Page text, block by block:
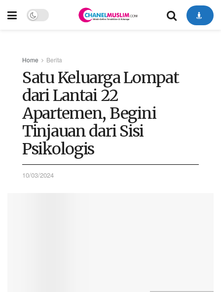
Home Berita
Satu Keluarga Lompat
dari Lantai 22
Apartemen, Begini
Tinjauan dari Sisi
Psikologis
10/03/2024